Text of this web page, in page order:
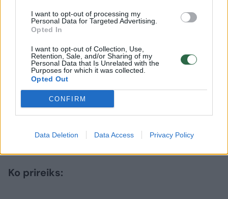
I want to opt-out of processing my
Personal Data for Targeted Advertising.
Opted In
I want to opt-out of Collection, Use,
Retention, Sale, and/or Sharing of my
Personal Data that Is Unrelated with the
Purposes for which it was collected.
Opted Out
CONFIRM
Data Deletion Data Access Privacy Policy
Daugiau nuotraukų (1)
Ko prireiks: